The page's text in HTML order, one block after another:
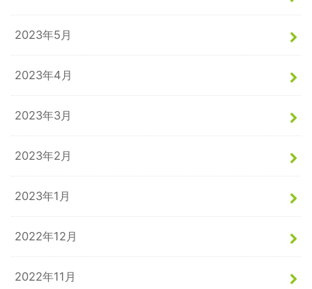
2023年5月
2023年4月
2023年3月
2023年2月
2023年1月
2022年12月
2022年11月